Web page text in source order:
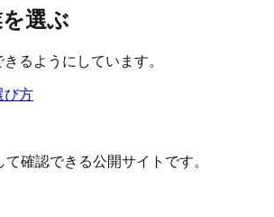
選ぶ
るようにしています。
び方
確認できる公開サイトです。